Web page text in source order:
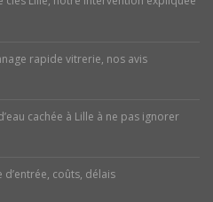
rapide vitrerie, nos avis
cachée à Lille à ne pas ignorer
coûts, délais